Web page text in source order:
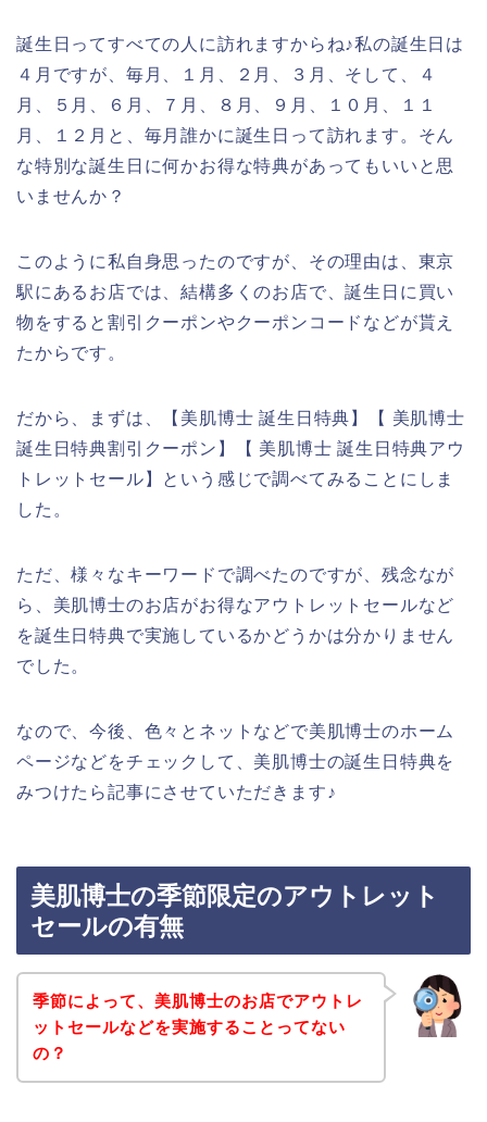
誕生日ってすべての人に訪れますからね♪私の誕生日は
４月ですが、毎月、１月、２月、３月、そして、４
月、５月、６月、７月、８月、９月、１０月、１１
月、１２月と、毎月誰かに誕生日って訪れます。そん
な特別な誕生日に何かお得な特典があってもいいと思
いませんか？
このように私自身思ったのですが、その理由は、東京
駅にあるお店では、結構多くのお店で、誕生日に買い
物をすると割引クーポンやクーポンコードなどが貰え
たからです。
だから、まずは、【美肌博士 誕生日特典】【 美肌博士
誕生日特典割引クーポン】【 美肌博士 誕生日特典アウ
トレットセール】という感じで調べてみることにしま
した。
ただ、様々なキーワードで調べたのですが、残念なが
ら、美肌博士のお店がお得なアウトレットセールなど
を誕生日特典で実施しているかどうかは分かりません
でした。
なので、今後、色々とネットなどで美肌博士のホーム
ページなどをチェックして、美肌博士の誕生日特典を
みつけたら記事にさせていただきます♪
美肌博士の季節限定のアウトレット
セールの有無
季節によって、美肌博士のお店でアウトレ
ットセールなどを実施することってない
の？